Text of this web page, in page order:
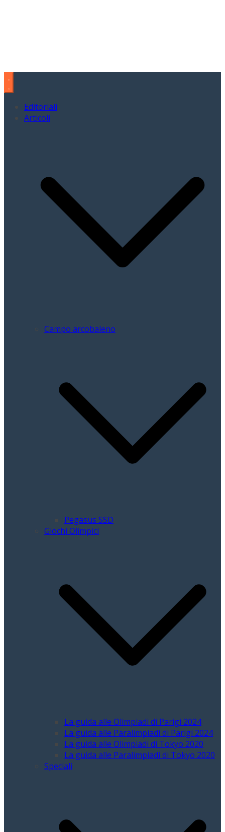
Editoriali
Articoli
Campo arcobaleno
Pegasus SSD
Giochi Olimpici
La guida alle Olimpiadi di Parigi 2024
La guida alle Paralimpiadi di Parigi 2024
La guida alle Olimpiadi di Tokyo 2020
La guida alle Paralimpiadi di Tokyo 2020
Speciali